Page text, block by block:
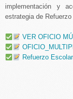
implementación y
estrategia de Refuerzo
VER OFICIO
Refuerzo